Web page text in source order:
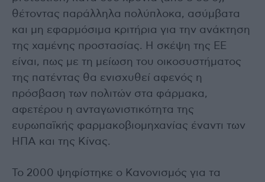
θέτοντας παράλληλα πολύπλοκα, ασύμβατα
και μη εφαρμόσιμα κριτήρια για την ανάκτηση
της χαμένης προστασίας. Η σκέψη της ΕΕ
είναι, πως με τη μείωση του οικοσυστήματος
της πατέντας θα ενισχυθεί αφενός η
πρόσβαση των πολιτών στα φάρμακα,
αφετέρου η ανταγωνιστικότητα της
ευρωπαϊκής φαρμακοβιομηχανίας έναντι των
ΗΠΑ και της Κίνας.
Το 2000 ψηφίστηκε ο Κανονισμός για τα